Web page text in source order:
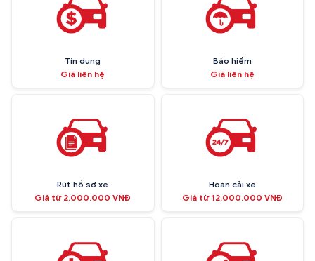
Tín dụng
Giá liên hệ
Bảo hiểm
Giá liên hệ
Rút hồ sơ xe
Giá từ 2.000.000 VNĐ
Hoán cải xe
Giá từ 12.000.000 VNĐ